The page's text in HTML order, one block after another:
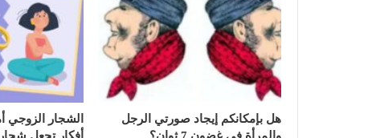
هل بإمكانكم إيجاد صورتي الرجل